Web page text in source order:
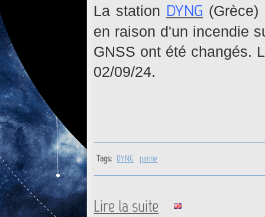
La station DYNG
en raison d'un incendie
GNSS ont été changés.
02/09/24.
Tags: DYNG panne
Lire la suite de DYNG : Retour